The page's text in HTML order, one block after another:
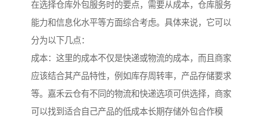
在选择仓库外包服务时的要点，需要从成本，仓库服务
能力和信息化水平等方面综合考虑。具体来说，它可以
分为以下几点：
成本：这里的成本不仅是快递或物流的成本，而且商家
应该结合其产品特性，例如库存周转率，产品存储要求
等。嘉禾云仓有不同的物流和快递选项可供选择，商家
可以找到适合自己产品的低成本长期存储外包合作模